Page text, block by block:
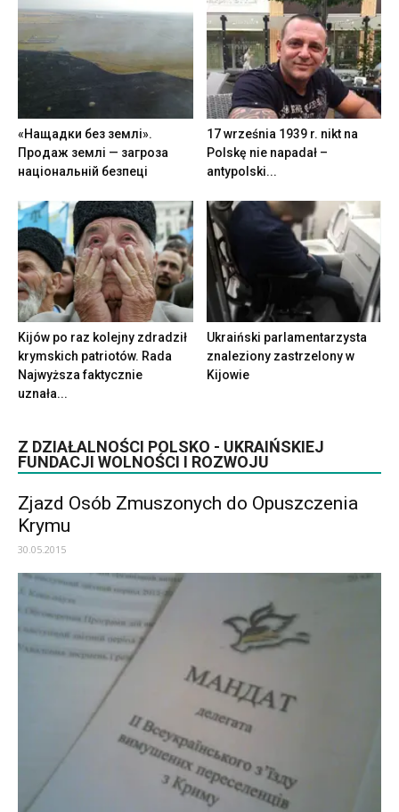
«Нащадки без землі».
Продаж землі — загроза
національній безпеці
17 września 1939 r. nikt na
Polskę nie napadał –
antypolski...
Kijów po raz kolejny zdradził
krymskich patriotów. Rada
Najwyższa faktycznie
uznała...
Ukraiński parlamentarzysta
znaleziony zastrzelony w
Kijowie
Z DZIAŁALNOŚCI POLSKO - UKRAIŃSKIEJ
FUNDACJI WOLNOŚCI I ROZWOJU
Zjazd Osób Zmuszonych do Opuszczenia
Krymu
30.05.2015